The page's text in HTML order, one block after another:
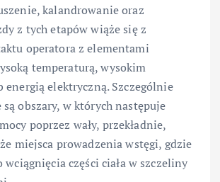
kalandrowanie oraz
z tych etapów wiąże się z
operatora z elementami
temperaturą, wysokim
elektryczną. Szczególnie
obszary, w których następuje
poprzez wały, przekładnie,
miejsca prowadzenia wstęgi, gdzie
części ciała w szczeliny